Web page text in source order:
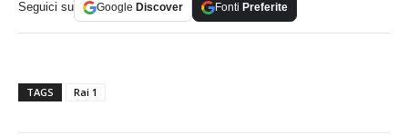
Seguici su Google Discover Fonti Preferite
TAGS Rai 1